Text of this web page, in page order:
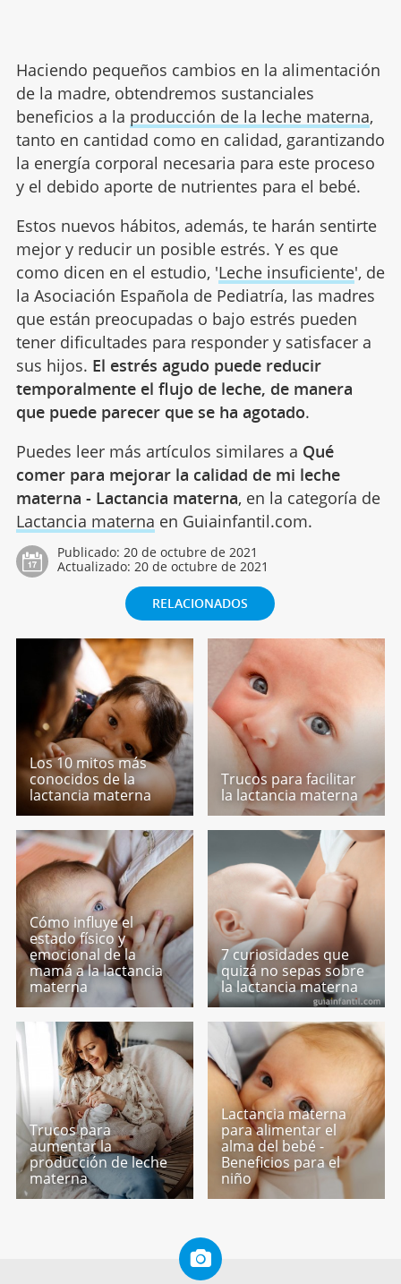
Haciendo pequeños cambios en la alimentación
de la madre, obtendremos sustanciales
beneficios a la producción de la leche materna,
tanto en cantidad como en calidad, garantizando
la energía corporal necesaria para este proceso
y el debido aporte de nutrientes para el bebé.
Estos nuevos hábitos, además, te harán sentirte
mejor y reducir un posible estrés. Y es que
como dicen en el estudio, 'Leche insuficiente', de
la Asociación Española de Pediatría, las madres
que están preocupadas o bajo estrés pueden
tener dificultades para responder y satisfacer a
sus hijos. El estrés agudo puede reducir
temporalmente el flujo de leche, de manera
que puede parecer que se ha agotado.
Puedes leer más artículos similares a Qué
comer para mejorar la calidad de mi leche
materna - Lactancia materna, en la categoría de
Lactancia materna en Guiainfantil.com.
Publicado: 20 de octubre de 2021
Actualizado: 20 de octubre de 2021
RELACIONADOS
Los 10 mitos más
conocidos de la
lactancia materna
Trucos para facilitar
la lactancia materna
Cómo influye el
estado físico y
emocional de la
mamá a la lactancia
materna
7 curiosidades que
quizá no sepas sobre
la lactancia materna
Trucos para
aumentar la
producción de leche
materna
Lactancia materna
para alimentar el
alma del bebé -
Beneficios para el
niño